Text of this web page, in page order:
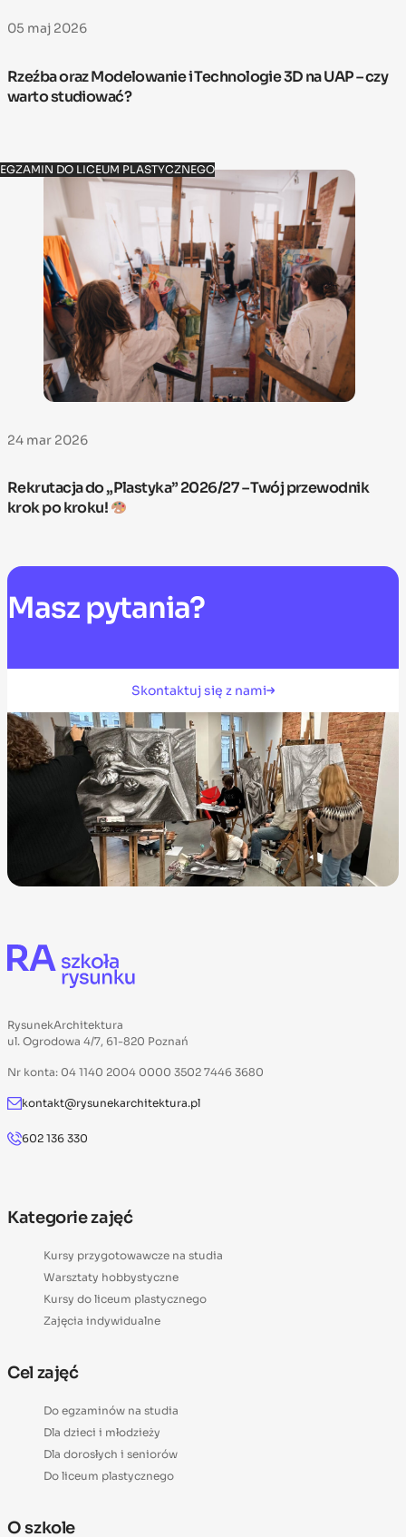
05 maj 2026
Rzeźba oraz Modelowanie i Technologie 3D na UAP – czy
warto studiować?
EGZAMIN DO LICEUM PLASTYCZNEGO
24 mar 2026
Rekrutacja do „Plastyka” 2026/27 – Twój przewodnik
krok po kroku!
Masz pytania?
Skontaktuj się z nami
RysunekArchitektura
ul. Ogrodowa 4/7, 61-820 Poznań
Nr konta: 04 1140 2004 0000 3502 7446 3680
kontakt@rysunekarchitektura.pl
602 136 330
Kategorie zajęć
Kursy przygotowawcze na studia
Warsztaty hobbystyczne
Kursy do liceum plastycznego
Zajęcia indywidualne
Cel zajęć
Do egzaminów na studia
Dla dzieci i młodzieży
Dla dorosłych i seniorów
Do liceum plastycznego
O szkole